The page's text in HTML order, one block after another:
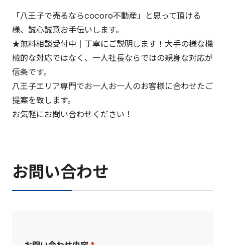
「八王子で売るならcocoro不動産」と思って頂ける
様、誠心誠意お手伝いします。
★無料相談受付中｜丁寧にご説明します！大手の様な機
械的な対応ではなく、一人社長ならではの親身な対応が
信条です。
八王子エリア専門でお一人お一人のお客様に合わせたご
提案を致します。
お気軽にお問い合わせください！
お問い合わせ